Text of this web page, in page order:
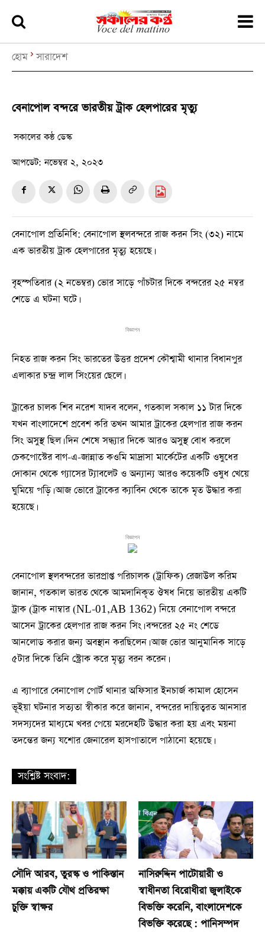
হোম সারাদেশ
বেনাপোল বন্দরে ভারতীয় ট্রাক হেলপারের মৃত্যু
সকালের কন্ঠ ডেস্ক
আপডেট: নভেম্বর ২, ২০২৩
বেনাপোল প্রতিনিধি: বেনাপোল স্থলবন্দরে রাজ করন সিং (৩২) নামে
এক ভারতীয় ট্রাক হেলপারের মৃত্যু হয়েছে।
বৃহস্পতিবার (২ নভেম্বর) ভোর সাড়ে পাঁচটার দিকে বন্দরের ২৫ নম্বর
শেডে এ ঘটনা ঘটে।
বিজ্ঞাপন
নিহত রাজ করন সিং ভারতের উত্তর প্রদেশ কৌশ্বামী থানার বিধানপুর
এলাকার চন্দ্র লাল সিংয়ের ছেলে।
ট্রাকের চালক শিব নরেশ যাদব বলেন, গতকাল সকাল ১১ টার দিকে
যখন বাংলাদেশে প্রবেশ করি তখন আমার ট্রাকের হেলপার রাজ করন
সিং অসুস্থ ছিল। দিন শেষে সন্ধ্যার দিকে আরও অসুস্থ বোধ করলে
চেকপোস্টের বাগ-এ-জান্নাত কওমি মাদ্রাসা মার্কেটের একটি ওষুধের
দোকান থেকে গ্যাসের ট্যাবলেট ও অন্যান্য আরও কয়েকটি ওষুধ খেয়ে
ঘুমিয়ে পড়ি। আজ ভোরে ট্রাকের ক্যাবিন থেকে তাকে মৃত উদ্ধার করা
হয়েছে।
বিজ্ঞাপন
বেনাপোল স্থলবন্দরের ভারপ্রাপ্ত পরিচালক (ট্রাফিক) রেজাউল করিম
জানান, গতকাল ভারত থেকে আমদানিকৃত ঔষধ নিয়ে ভারতীয় একটি
ট্রাক (ট্রাক নাম্বার (NL-01,AB 1362) নিয়ে বেনাপোল বন্দরে
আসেন ট্রাকের হেলপার রাজ করন সিং। বন্দরের ২৫ নং শেডে
আনলোড করার জন্য অবস্থান করছিলেন। আজ ভোর আনুমানিক সাড়ে
৫টার দিকে তিনি স্ট্রোক করে মৃত্যু বরন করেন।
এ ব্যাপারে বেনাপোল পোর্ট থানার অফিসার ইনচার্জ কামাল হোসেন
ভূইয়া ঘটনার সত্যতা স্বীকার করে জানান, বন্দরের দায়িত্বরত আনসার
সদস্যদের মাধ্যমে খবর পেয়ে মরদেহটি উদ্ধার করা হয় এবং ময়না
তদন্তের জন্য যশোর জেনারেল হাসপাতালে পাঠানো হয়েছে।
সংশ্লিষ্ট সংবাদ:
সৌদি আরব, তুরস্ক ও পাকিস্তান
মক্কায় একটি যৌথ প্রতিরক্ষা
চুক্তি স্বাক্ষর
নাসিরুদ্দিন পাটোয়ারী ও
স্বাধীনতা বিরোধীরা জুলাইকে
বিভক্তি করেনি, বাংলাদেশকে
বিভক্তি করেছে : পানিসম্পদ